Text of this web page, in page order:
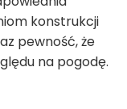
konstrukcji
pewność, że
na pogodę.